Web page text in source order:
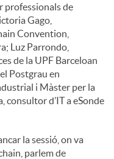
professionals de
Gago,
Convention,
Luz Parrondo,
de la UPF Barceloan
Postgrau en
i Màster per la
d’IT a eSonde
la sessió, on va
parlem de